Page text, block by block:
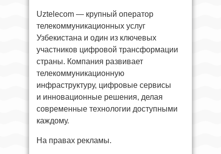
Uztelecom — крупный оператор
телекоммуникационных услуг
Узбекистана и один из ключевых
участников цифровой трансформации
страны. Компания развивает
телекоммуникационную
инфраструктуру, цифровые сервисы
и инновационные решения, делая
современные технологии доступными
каждому.
На правах рекламы.